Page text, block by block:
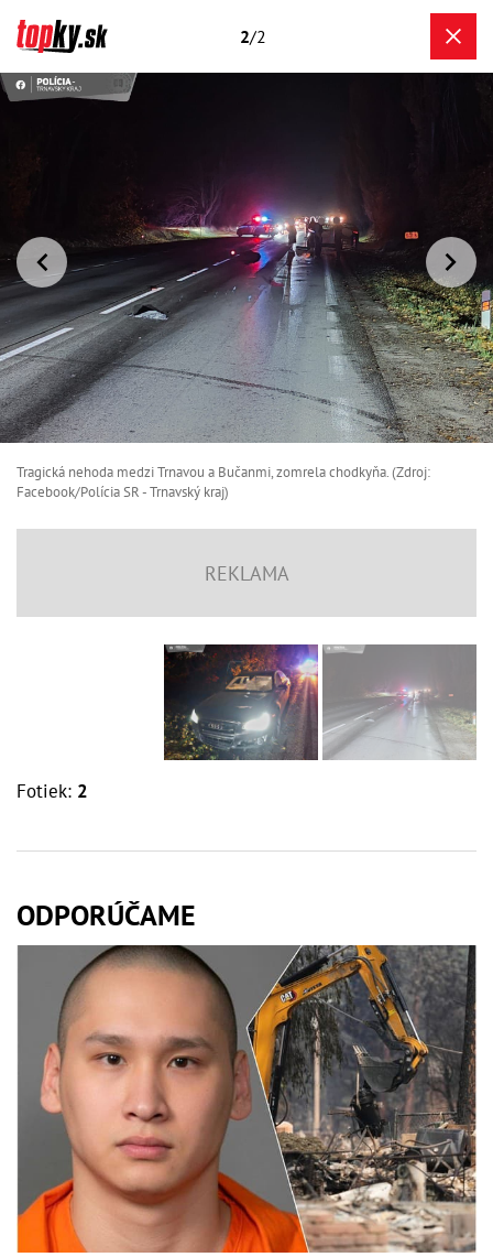
2/2
Tragická nehoda medzi Trnavou a Bučanmi, zomrela chodkyňa. (Zdroj:
Facebook/Polícia SR - Trnavský kraj)
Fotiek: 2
ODPORÚČAME